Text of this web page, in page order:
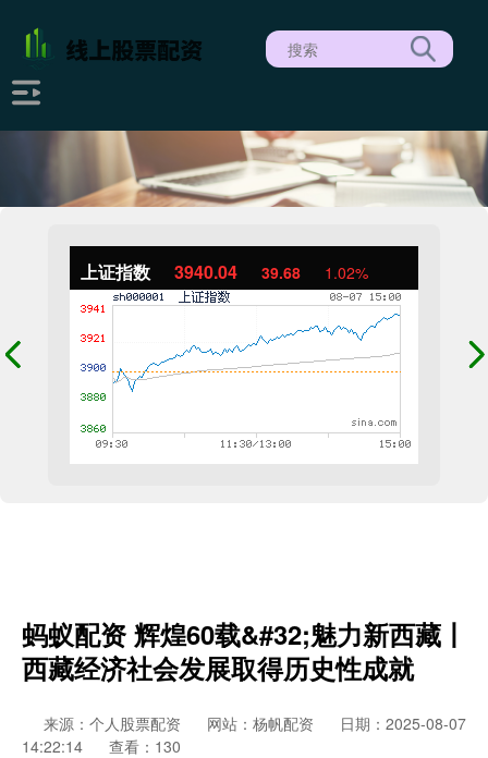
上证指数 3940.04 39.68 1.02%
蚂蚁配资 辉煌60载&#32;魅力新西藏丨
西藏经济社会发展取得历史性成就
来源：个人股票配资 网站：杨帆配资
日期：2025-08-07
14:22:14
查看：130